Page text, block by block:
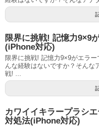
限界に挑戦! 記憶力9×9
(iPhone対応)
限界に挑戦! 記憶力9×9がエラ
んな経験はないですか？そんな
戦! ...
カワイイキラープラシ
対処法(iPhone対応)